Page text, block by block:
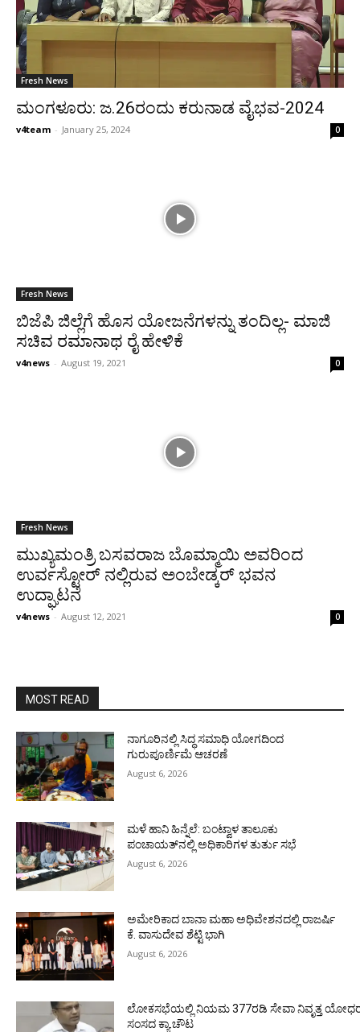
Fresh News
ಮಂಗಳೂರು: ಜ.26ರಂದು ಕರುನಾಡ ವೈಭವ-2024
v4team - January 25, 2024 0
Fresh News
ಬಿಜೆಪಿ ಜಿಲ್ಲೆಗೆ ಹೊಸ ಯೋಜನೆಗಳನ್ನು ತಂದಿಲ್ಲ- ಮಾಜಿ
ಸಚಿವ ರಮಾನಾಥ ರೈ ಹೇಳಿಕೆ
v4news - August 19, 2021 0
Fresh News
ಮುಖ್ಯಮಂತ್ರಿ ಬಸವರಾಜ ಬೊಮ್ಮಾಯಿ ಅವರಿಂದ
ಉರ್ವಸ್ಟೋರ್ ನಲ್ಲಿರುವ ಅಂಬೇಡ್ಕರ್ ಭವನ
ಉದ್ಘಾಟನೆ
v4news - August 12, 2021 0
MOST READ
ನಾಗೂರಿನಲ್ಲಿ ಸಿದ್ಧ ಸಮಾಧಿ ಯೋಗದಿಂದ
ಗುರುಪೂರ್ಣಿಮೆ ಆಚರಣೆ
August 6, 2026
ಮಳೆ ಹಾನಿ ಹಿನ್ನೆಲೆ: ಬಂಟ್ವಾಳ ತಾಲೂಕು
ಪಂಚಾಯತ್‌ನಲ್ಲಿ ಅಧಿಕಾರಿಗಳ ತುರ್ತು ಸಭೆ
August 6, 2026
ಅಮೇರಿಕಾದ ಬಾನಾ ಮಹಾ ಅಧಿವೇಶನದಲ್ಲಿ ರಾಜರ್ಷಿ
ಕೆ. ವಾಸುದೇವ ಶೆಟ್ಟಿ ಭಾಗಿ
August 6, 2026
ಲೋಕಸಭೆಯಲ್ಲಿ ನಿಯಮ 377ರಡಿ ಸೇವಾ ನಿವೃತ್ತ
ಸಂಸದ ಕ್ಯಾ.ಚೌಟ